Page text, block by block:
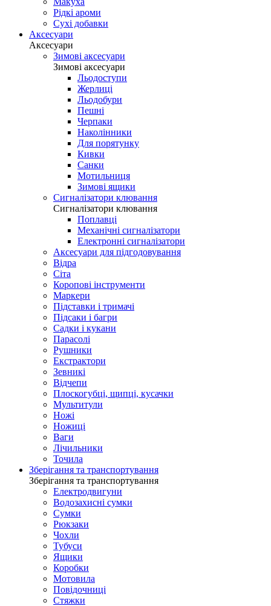
Рідкі ароми
Сухі добавки
Аксесуари
Аксесуари
Зимові аксесуари
Зимові аксесуари
Льодоступи
Жерлиці
Льодобури
Пешні
Черпаки
Наколінники
Для порятунку
Кивки
Санки
Мотильниця
Зимові ящики
Сигналізатори клювання
Сигналізатори клювання
Поплавці
Механічні сигналізатори
Електронні сигналізатори
Аксесуари для підгодовування
Відра
Сіта
Коропові інструменти
Маркери
Підставки і тримачі
Підсаки і багри
Садки і кукани
Парасолі
Рушники
Екстрактори
Зевникі
Відчепи
Плоскогубці, щипці, кусачки
Мультитули
Ножі
Ножиці
Ваги
Лічильники
Точила
Зберігання та транспортування
Зберігання та транспортування
Електродвигуни
Водозахисні сумки
Сумки
Рюкзаки
Чохли
Тубуси
Ящики
Коробки
Мотовила
Повідочниці
Стяжки